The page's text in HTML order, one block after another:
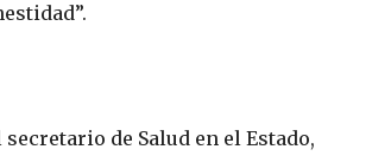
de Salud en el Estado,